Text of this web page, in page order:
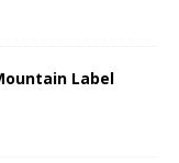
Label